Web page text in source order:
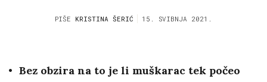
PIŠE KRISTINA ŠERIĆ 15. SVIBNJA 2021.
Bez obzira na to je li muškarac tek počeo